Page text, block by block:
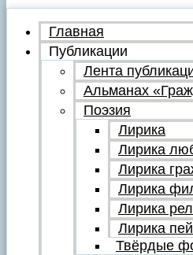
Главная
Публикации
Лента
Альманах
Поэзия
Лирика
Лирика
Лирика
Лирика
Лирика
Лирика
Твёрдые